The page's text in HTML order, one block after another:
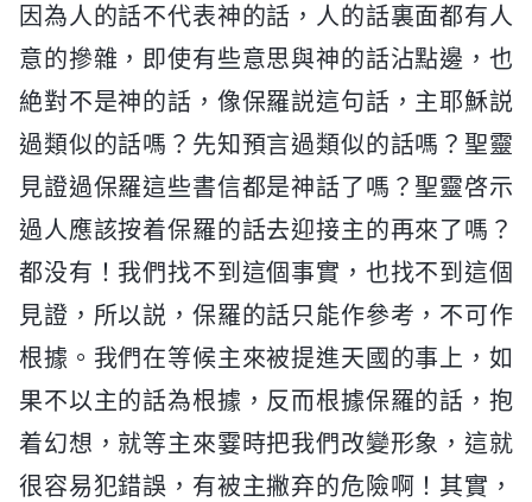
因為人的話不代表神的話，人的話裏面都有人
意的摻雜，即使有些意思與神的話沾點邊，也
絶對不是神的話，像保羅説這句話，主耶穌説
過類似的話嗎？先知預言過類似的話嗎？聖靈
見證過保羅這些書信都是神話了嗎？聖靈啓示
過人應該按着保羅的話去迎接主的再來了嗎？
都没有！我們找不到這個事實，也找不到這個
見證，所以説，保羅的話只能作參考，不可作
根據。我們在等候主來被提進天國的事上，如
果不以主的話為根據，反而根據保羅的話，抱
着幻想，就等主來霎時把我們改變形象，這就
很容易犯錯誤，有被主撇弃的危險啊！其實，